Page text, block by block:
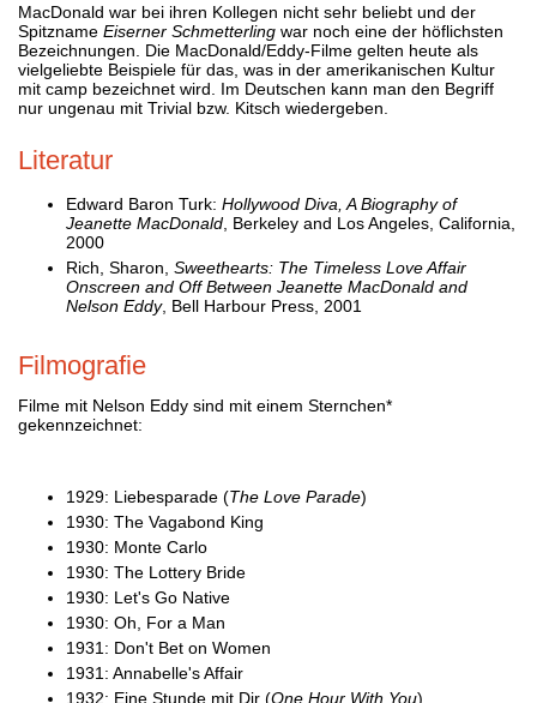
MacDonald war bei ihren Kollegen nicht sehr beliebt und der
Spitzname Eiserner Schmetterling war noch eine der höflichsten
Bezeichnungen. Die MacDonald/Eddy-Filme gelten heute als
vielgeliebte Beispiele für das, was in der amerikanischen Kultur
mit camp bezeichnet wird. Im Deutschen kann man den Begriff
nur ungenau mit Trivial bzw. Kitsch wiedergeben.
Literatur
Edward Baron Turk: Hollywood Diva, A Biography of
Jeanette MacDonald , Berkeley and Los Angeles, California,
2000
Rich, Sharon, Sweethearts: The Timeless Love Affair
Onscreen and Off Between Jeanette MacDonald and
Nelson Eddy, Bell Harbour Press, 2001
Filmografie
Filme mit Nelson Eddy sind mit einem Sternchen*
gekennzeichnet:
1929: Liebesparade (The Love Parade)
1930: The Vagabond King
1930: Monte Carlo
1930: The Lottery Bride
1930: Let's Go Native
1930: Oh, For a Man
1931: Don't Bet on Women
1931: Annabelle's Affair
1932: Eine Stunde mit Dir (One Hour With You)